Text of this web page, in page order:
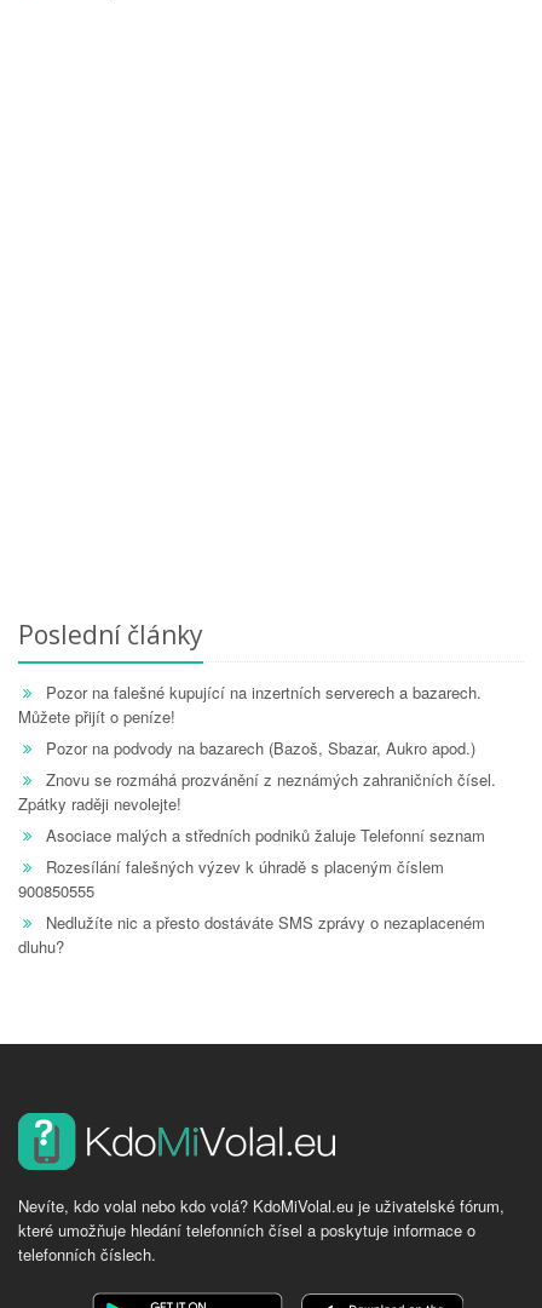
Poslední články
Pozor na falešné kupující na inzertních serverech a bazarech.
Můžete přijít o peníze!
Pozor na podvody na bazarech (Bazoš, Sbazar, Aukro apod.)
Znovu se rozmáhá prozvánění z neznámých zahraničních čísel.
Zpátky raději nevolejte!
Asociace malých a středních podniků žaluje Telefonní seznam
Rozesílání falešných výzev k úhradě s placeným číslem
900850555
Nedlužíte nic a přesto dostáváte SMS zprávy o nezaplaceném
dluhu?
Nevíte, kdo volal nebo kdo volá? KdoMiVolal.eu je uživatelské fórum,
které umožňuje hledání telefonních čísel a poskytuje informace o
telefonních číslech.